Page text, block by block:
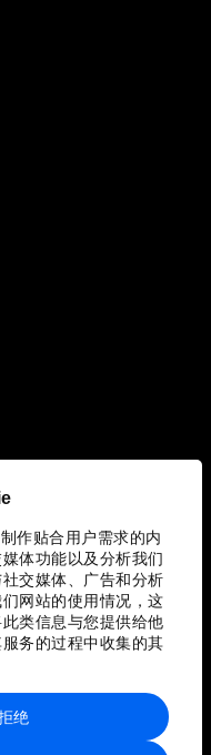
作贴合用户需求的内
体功能以及分析我们
交媒体、广告和分析
网站的使用情况，这
类信息与您提供给他
务的过程中收集的其
绝